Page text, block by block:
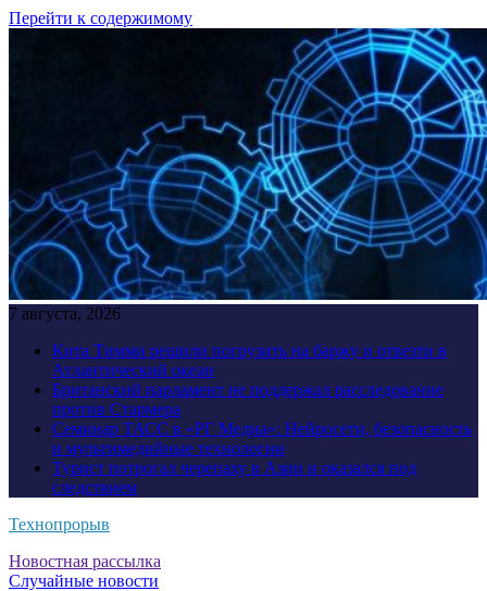
Перейти к содержимому
7 августа, 2026
Кита Тимми решили погрузить на баржу и отвезти в
Атлантический океан
Британский парламент не поддержал расследование
против Стармера
Семинар ТАСС в «РГ Медиа»: Нейросети, безопасность
и мультимедийные технологии
Турист потрогал черепаху в Азии и оказался под
следствием
Технопрорыв
Новостная рассылка
Случайные новости